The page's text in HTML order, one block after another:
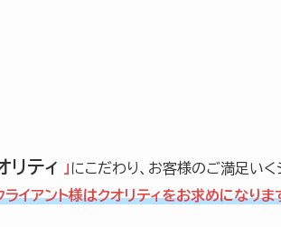
リティ 」にこだわり、お客様のご満足い
ライアント様はクオリティをお求めになりま